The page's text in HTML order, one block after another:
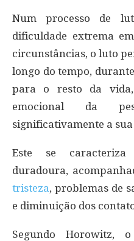
Num processo de
dificuldade extrema
circunstâncias, o luto
longo do tempo,
para o resto da
emocional da
significativamente a
Este se
duradoura,
tristeza, problemas de
e diminuição dos
Segundo Horowitz,